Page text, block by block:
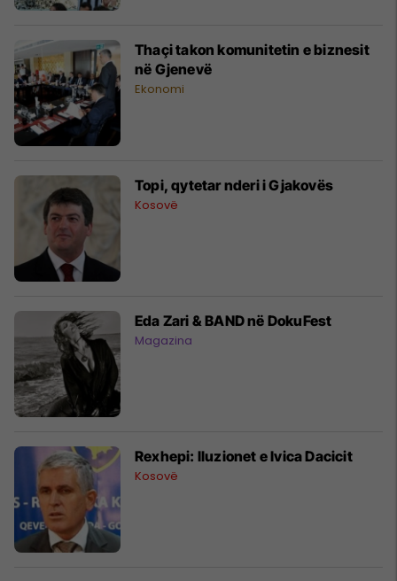
Thaçi takon komunitetin e biznesit
në Gjenevë
Ekonomi
Topi, qytetar nderi i Gjakovës
Kosovë
Eda Zari & BAND në DokuFest
Magazina
Rexhepi: Iluzionet e Ivica Dacicit
Kosovë